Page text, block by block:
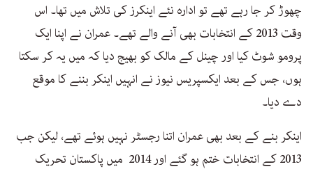
چھوڑ کر جا رہے تھے تو ادارہ نئے اینکرز کی تلاش میں تھا۔ اس
وقت 2013 کے انتخابات بھی آنے والے تھے۔ عمران نے اپنا ایک
پرومو شوٹ کیا اور چینل کے مالک کو بھیج دیا کہ میں یہ کر سکتا
ہوں، جس کے بعد ایکسپریس نیوز نے انہیں اینکر بننے کا موقع
دے دیا۔
اینکر بنے کے بعد بھی عمران اتنا رجسٹر نہیں ہوئے تھے، لیکن جب
2013 کے انتخابات ختم ہو گئے اور 2014 میں پاکستان تحریک